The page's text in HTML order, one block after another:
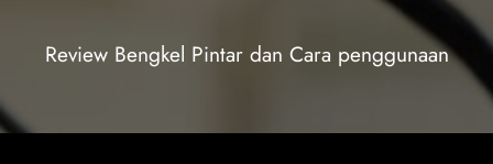
Review Bengkel Pintar dan Cara penggunaan